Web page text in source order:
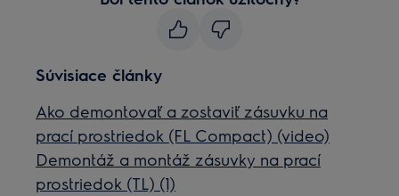
Súvisiace články
Ako demontovať a zostaviť zásuvku na
prací prostriedok (FL Compact) (video)
Demontáž a montáž zásuvky na prací
prostriedok (TL) (1)